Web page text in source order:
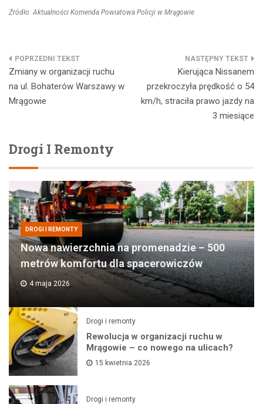
Źródło: Aktualności Komenda Powiatowa Policji w Mrągowie
Nawigacja
wpisu
Zmiany w organizacji ruchu
na ul. Bohaterów Warszawy w
Mrągowie
Kierująca Nissanem
przekroczyła prędkość o 54
km/h, straciła prawo jazdy na
3 miesiące
Drogi I Remonty
DROGI I REMONTY
Nowa nawierzchnia na promenadzie – 500
metrów komfortu dla spacerowiczów
4 maja 2026
Drogi i remonty
Rewolucja w organizacji ruchu w
Mrągowie – co nowego na ulicach?
15 kwietnia 2026
Drogi i remonty